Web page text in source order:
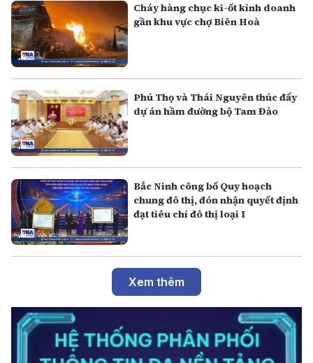
Cháy hàng chục ki-ốt kinh doanh
gần khu vực chợ Biên Hoà
Phú Thọ và Thái Nguyên thúc đẩy
dự án hầm đường bộ Tam Đảo
Bắc Ninh công bố Quy hoạch
chung đô thị, đón nhận quyết định
đạt tiêu chí đô thị loại I
Xem thêm